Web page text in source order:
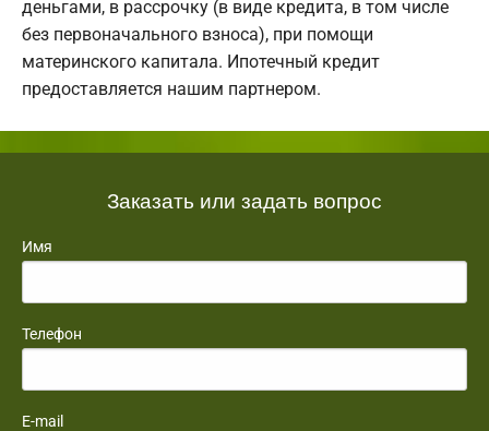
деньгами, в рассрочку (в виде кредита, в том числе
без первоначального взноса), при помощи
материнского капитала. Ипотечный кредит
предоставляется нашим партнером.
Заказать или задать вопрос
Имя
Телефон
E-mail